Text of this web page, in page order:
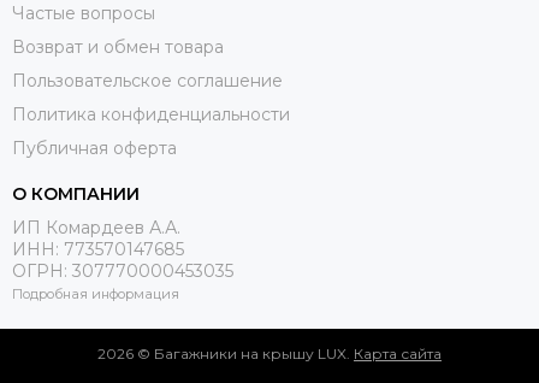
Частые вопросы
Возврат и обмен товара
Пользовательское соглашение
Политика конфиденциальности
Публичная оферта
О КОМПАНИИ
ИП Комардеев А.А.
ИНН: 773570147685
ОГРН: 307770000453035
Подробная информация
2026 © Багажники на крышу LUX. Карта сайта